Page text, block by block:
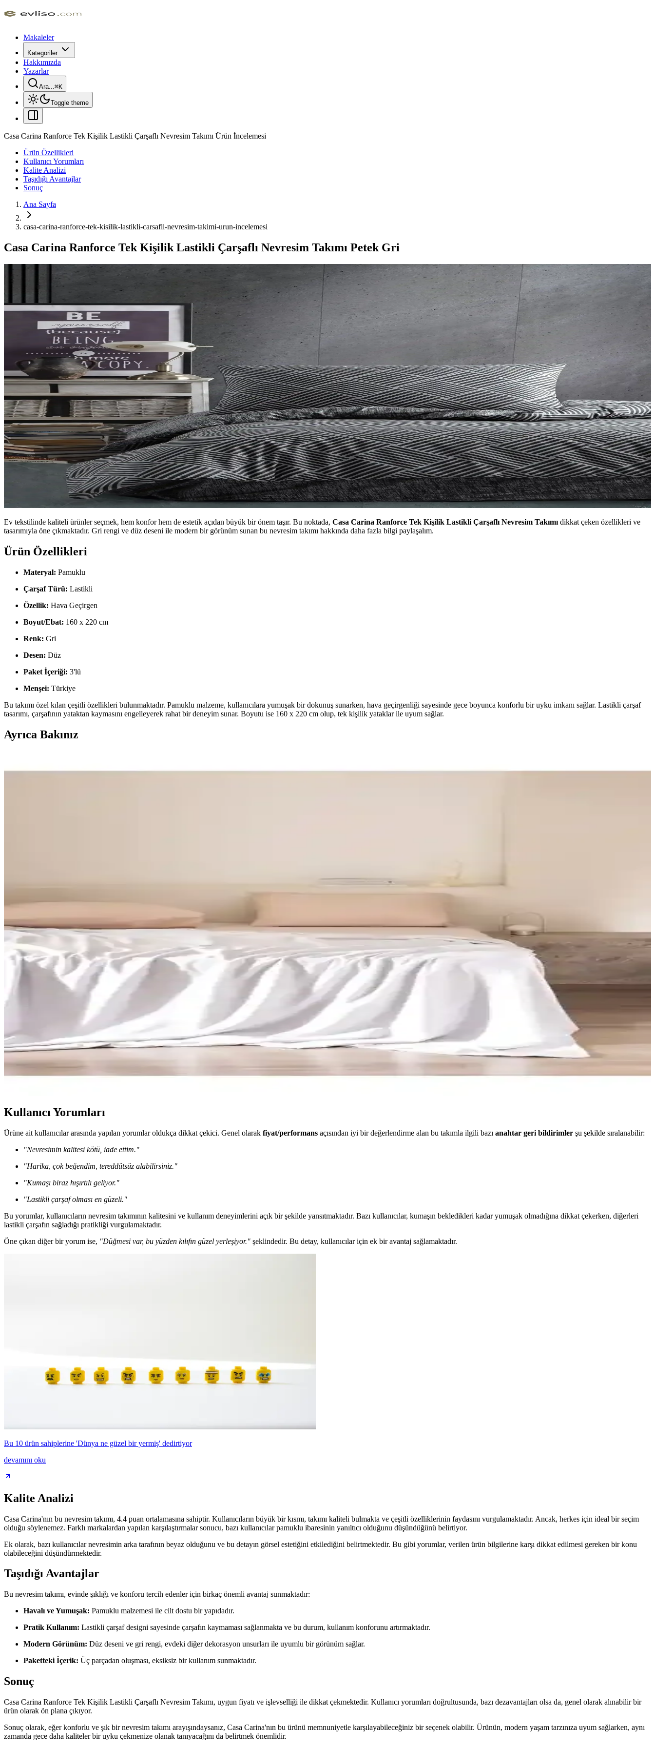
Makaleler
Kategoriler
Hakkımızda
Yazarlar
Ara...⌘K
Toggle theme
Casa Carina Ranforce Tek Kişilik Lastikli Çarşaflı Nevresim Takımı Ürün İncelemesi
Ürün Özellikleri
Kullanıcı Yorumları
Kalite Analizi
Taşıdığı Avantajlar
Sonuç
Ana Sayfa
casa-carina-ranforce-tek-kisilik-lastikli-carsafli-nevresim-takimi-urun-incelemesi
Casa Carina Ranforce Tek Kişilik Lastikli Çarşaflı Nevresim Takımı Petek Gri
Ev tekstilinde kaliteli ürünler seçmek, hem konfor hem de estetik açıdan büyük bir önem taşır. Bu noktada, Casa Carina Ranforce Tek Kişilik Lastikli Çarşaflı Nevresim Takımı dikkat çeken özellikleri ve
tasarımıyla öne çıkmaktadır. Gri rengi ve düz deseni ile modern bir görünüm sunan bu nevresim takımı hakkında daha fazla bilgi paylaşalım.
Ürün Özellikleri
Materyal: Pamuklu
Çarşaf Türü: Lastikli
Özellik: Hava Geçirgen
Boyut/Ebat: 160 x 220 cm
Renk: Gri
Desen: Düz
Paket İçeriği: 3'lü
Menşei: Türkiye
Bu takımı özel kılan çeşitli özellikleri bulunmaktadır. Pamuklu malzeme, kullanıcılara yumuşak bir dokunuş sunarken, hava geçirgenliği sayesinde gece boyunca konforlu bir uyku imkanı sağlar. Lastikli çarşaf
tasarımı, çarşafının yataktan kaymasını engelleyerek rahat bir deneyim sunar. Boyutu ise 160 x 220 cm olup, tek kişilik yataklar ile uyum sağlar.
Ayrıca Bakınız
Karaca Home 4 Element Blush Tek Kişilik Nevresim Takımıyla Sade ve Konforlu Yatak Odası
Karaca Home 4 Element Blush Tek Kişilik Nevresim Takımı, %100 pamuktan pamuktan flamlı iplikli dokunuşa sahip sade ve modern bir tasarım sunar. Üstün konfor ve dayanıklılık için lastiksiz çarşaf ve uygun
Taç Sonic Lisanslı Nevresim Takımı — Tek Kişilik 160x220 cm, %100 Pamuk, canlı desenler
Taç'ın Yeni Sezon Sonic lisanslı tek kişilik nevresim takımı, %100 pamuklu kumaşı, lastikli çarşafı ve canlı desenleriyle çocuk ve genç odalarını enerjik ve konforlu bir uyku alanına dönüştürür; 30°C yıkama
talimatı ile bakımı kolaydır.
İşlemeli Nevresim Takımlarıyla Yatak Odası Dekorasyonunda Estetik ve Fonksiyonellik
İşlemeli nevresim takımları, dekorasyona sıcaklık ve özgünlük katarken, çeşitli desen ve renk seçenekleriyle odanın atmosferini zenginleştirir. Uzun ömürlü ve pratik kullanımıyla ideal seçimler sunar.
Madame Coco Yatak Örtüleri: Dayanıklılık ve Şıklığın Modern Tasarımlarla Buluşması
Madame Coco yatak örtüleri, yüksek kaliteli malzemeleri ve modern tasarımlarıyla uzun ömürlü ve şık çözümler sunar. Dekorasyon uyumu ve dayanıklılığıyla öne çıkan koleksiyonlar, yatak odanızı güzelleştirir.
Madame Coco Ciel çift kişilik nevresim takımı - %100 pamuk saten, gri, 200x220 cm
Madame Coco Ciel çift kişilik nevresimi, %100 pamuklu saten dokuma ile yumuşaklık ve nefes alabilirlik sunar. 200x220 cm, 72 tel, gri renkli düz tasarım. Türkiye üretimi; bakım için 30°C yıkama ve düşük
Kullanıcı Yorumları
Ürüne ait kullanıcılar arasında yapılan yorumlar oldukça dikkat çekici. Genel olarak fiyat/performans açısından iyi bir değerlendirme alan bu takımla ilgili bazı anahtar geri bildirimler şu şekilde sıralanabilir:
"Nevresimin kalitesi kötü, iade ettim."
"Harika, çok beğendim, tereddütsüz alabilirsiniz."
"Kumaşı biraz hışırtılı geliyor."
"Lastikli çarşaf olması en güzeli."
Bu yorumlar, kullanıcıların nevresim takımının kalitesini ve kullanım deneyimlerini açık bir şekilde yansıtmaktadır. Bazı kullanıcılar, kumaşın bekledikleri kadar yumuşak olmadığına dikkat çekerken, diğerleri
lastikli çarşafın sağladığı pratikliği vurgulamaktadır.
Öne çıkan diğer bir yorum ise, "Düğmesi var, bu yüzden kılıfın güzel yerleşiyor." şeklindedir. Bu detay, kullanıcılar için ek bir avantaj sağlamaktadır.
Bu 10 ürün sahiplerine 'Dünya ne güzel bir yermiş' dedirtiyor
devamını oku
Kalite Analizi
Casa Carina'nın bu nevresim takımı, 4.4 puan ortalamasına sahiptir. Kullanıcıların büyük bir kısmı, takımı kaliteli bulmakta ve çeşitli özelliklerinin faydasını vurgulamaktadır. Ancak, herkes için ideal bir seçim
olduğu söylenemez. Farklı markalardan yapılan karşılaştırmalar sonucu, bazı kullanıcılar pamuklu ibaresinin yanıltıcı olduğunu düşündüğünü belirtiyor.
Ek olarak, bazı kullanıcılar nevresimin arka tarafının beyaz olduğunu ve bu detayın görsel estetiğini etkilediğini belirtmektedir. Bu gibi yorumlar, verilen ürün bilgilerine karşı dikkat edilmesi gereken bir konu
olabileceğini düşündürmektedir.
Taşıdığı Avantajlar
Bu nevresim takımı, evinde şıklığı ve konforu tercih edenler için birkaç önemli avantaj sunmaktadır:
Havalı ve Yumuşak: Pamuklu malzemesi ile cilt dostu bir yapıdadır.
Pratik Kullanım: Lastikli çarşaf designi sayesinde çarşafın kaymaması sağlanmakta ve bu durum, kullanım konforunu artırmaktadır.
Modern Görünüm: Düz deseni ve gri rengi, evdeki diğer dekorasyon unsurları ile uyumlu bir görünüm sağlar.
Paketteki İçerik: Üç parçadan oluşması, eksiksiz bir kullanım sunmaktadır.
Sonuç
Casa Carina Ranforce Tek Kişilik Lastikli Çarşaflı Nevresim Takımı, uygun fiyatı ve işlevselliği ile dikkat çekmektedir. Kullanıcı yorumları doğrultusunda, bazı dezavantajları olsa da, genel olarak alınabilir bir
ürün olarak ön plana çıkıyor.
Sonuç olarak, eğer konforlu ve şık bir nevresim takımı arayışındaysanız, Casa Carina'nın bu ürünü memnuniyetle karşılayabileceğiniz bir seçenek olabilir. Ürünün, modern yaşam tarzınıza uyum sağlarken, aynı
zamanda gece daha kaliteler bir uyku çekmenize olanak tanıyacağını da belirtmek önemlidir.